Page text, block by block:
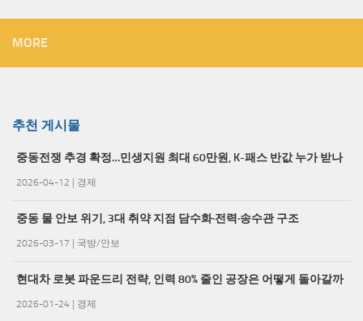
MORE
추천 게시물
중동전쟁 추경 확정…민생지원 최대 60만원, K-패스 반값 누가 받나
2026-04-12 경제
중동 물 안보 위기, 3대 취약 지점 담수화·전력·송수관 구조
2026-03-17 국방/안보
현대차 로봇 파운드리 전략, 인력 80% 줄인 공장은 어떻게 돌아갈까
2026-01-24 경제